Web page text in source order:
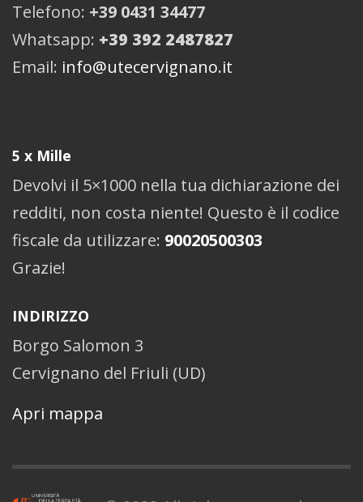
Telefono: +39 0431 34477
Whatsapp: +39 392 2487827
Email: info@utecervignano.it
5 x Mille
Devolvi il 5×1000 nella tua dichiarazione dei
redditi, non costa niente! Questo è il codice
fiscale da utilizzare: 90020500303
Grazie!
INDIRIZZO
Borgo Salomon 3
Cervignano del Friuli (UD)
Apri mappa